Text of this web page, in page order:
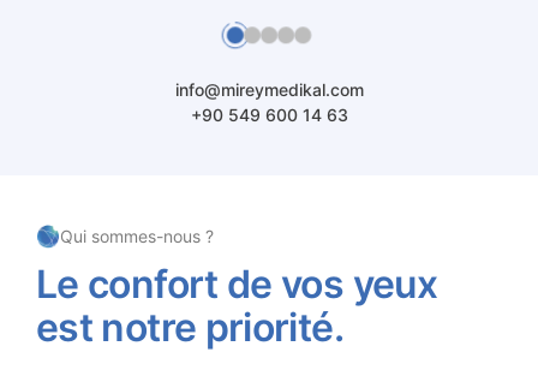
info@mireymedikal.com
+90 549 600 14 63
Qui sommes-nous ?
Le confort de vos yeux
est notre priorité.